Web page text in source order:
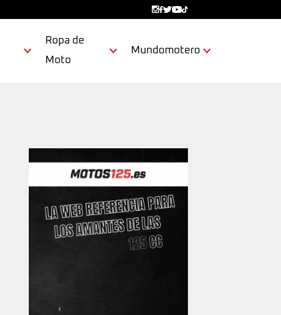
Ropa de
Moto
Mundomotero